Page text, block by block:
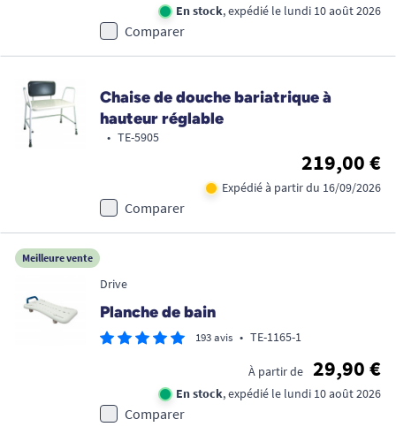
En stock, expédié le lundi 10 août 2026
Comparer
Chaise de douche bariatrique à
hauteur réglable
• TE-5905
219,00 €
Expédié à partir du 16/09/2026
Comparer
Meilleure vente
Drive
Planche de bain
193 avis • TE-1165-1
À partir de 29,90 €
En stock, expédié le lundi 10 août 2026
Comparer